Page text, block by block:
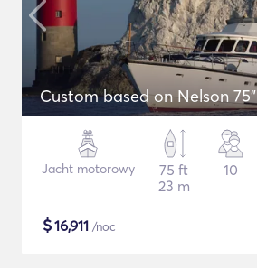
Custom based on Nelson 75"
Jacht motorowy
75 ft
23 m
10
$16,911 /noc